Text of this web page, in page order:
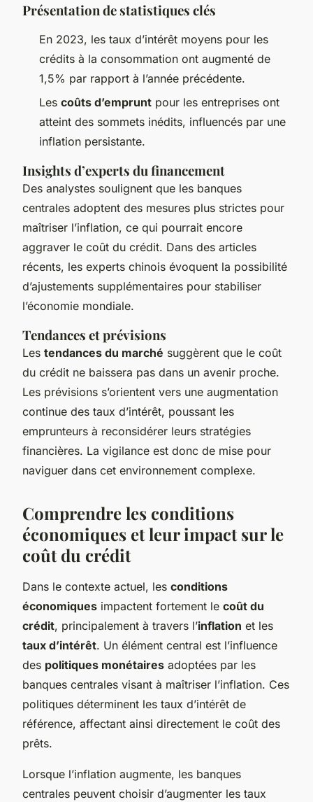
Présentation de statistiques clés
En 2023, les taux d’intérêt moyens pour les
crédits à la consommation ont augmenté de
1,5% par rapport à l’année précédente.
Les coûts d’emprunt pour les entreprises ont
atteint des sommets inédits, influencés par une
inflation persistante.
Insights d’experts du financement
Des analystes soulignent que les banques
centrales adoptent des mesures plus strictes pour
maîtriser l’inflation, ce qui pourrait encore
aggraver le coût du crédit. Dans des articles
récents, les experts chinois évoquent la possibilité
d’ajustements supplémentaires pour stabiliser
l’économie mondiale.
Tendances et prévisions
Les tendances du marché suggèrent que le coût
du crédit ne baissera pas dans un avenir proche.
Les prévisions s’orientent vers une augmentation
continue des taux d’intérêt, poussant les
emprunteurs à reconsidérer leurs stratégies
financières. La vigilance est donc de mise pour
naviguer dans cet environnement complexe.
Comprendre les conditions
économiques et leur impact sur le
coût du crédit
Dans le contexte actuel, les conditions
économiques impactent fortement le coût du
crédit, principalement à travers l’inflation et les
taux d’intérêt. Un élément central est l’influence
des politiques monétaires adoptées par les
banques centrales visant à maîtriser l’inflation. Ces
politiques déterminent les taux d’intérêt de
référence, affectant ainsi directement le coût des
prêts.
Lorsque l’inflation augmente, les banques
centrales peuvent choisir d’augmenter les taux